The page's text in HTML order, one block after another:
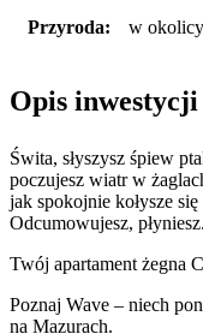
Przyroda: w
Opis inwestycji
Świta, słyszysz śpiew
poczujesz wiatr w
jak spokojnie kołysze
Odcumowujesz,
Twój apartament żegna
Poznaj Wave – niech
na Mazurach.